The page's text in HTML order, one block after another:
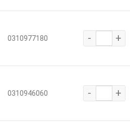
0310977180 - +
0310946060 - +